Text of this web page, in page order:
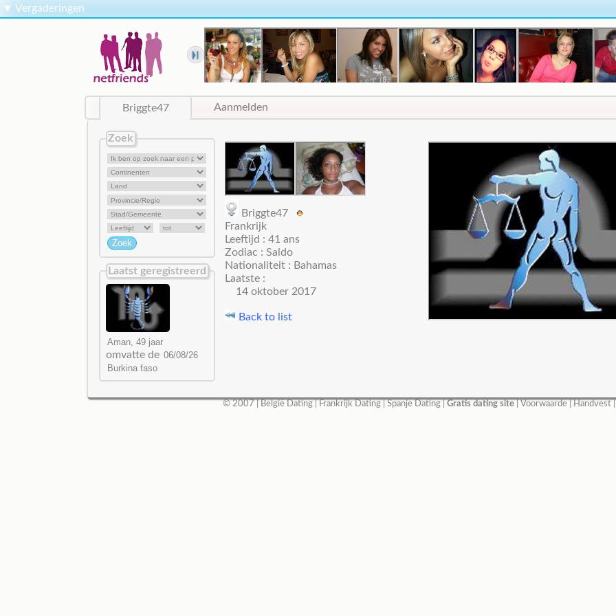
▼ Vergaderingen
Briggte47 Aanmelden
Zoek
Laatst geregistreerd
omvatte de
Briggte47
Frankrijk
Leeftijd : 41 ans
Zodiac : Saldo
Nationaliteit : Bahamas
Laatste :
14 oktober 2017
Back to list
© 2007 | België Dating Frankrijk Dating Spanje Dating Gratis dating site Voorwaarde Handvest